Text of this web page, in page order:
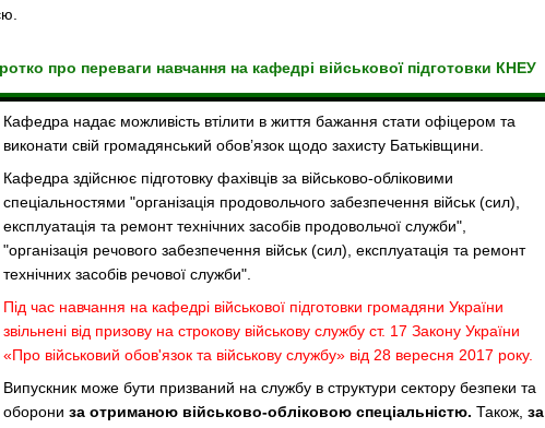
про переваги навчання на кафедрі військової підготовки КНЕУ
Кафедра надає можливість втілити в життя бажання стати офіцером та
виконати свій громадянський обов’язок щодо захисту Батьківщини.
Кафедра здійснює підготовку фахівців за військово-обліковими
спеціальностями "організація продовольчого забезпечення військ (сил),
експлуатація та ремонт технічних засобів продовольчої служби",
"організація речового забезпечення військ (сил), експлуатація та ремонт
технічних засобів речової служби".
Під час навчання на кафедрі військової підготовки громадяни України
звільнені від призову на строкову військову службу ст. 17 Закону України
«Про військовий обов'язок та військову службу» від 28 вересня 2017 року.
Випускник може бути призваний на службу в структури сектору безпеки та
оборони за отриманою військово-обліковою спеціальністю. Також, за